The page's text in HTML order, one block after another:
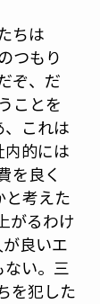
ちは
つもり
ぞ、だ
ことを
これは
的には
を良く
と考えた
がるわけ
良いエ
い。三
を犯した